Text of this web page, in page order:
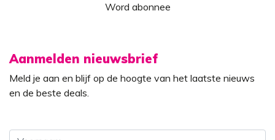
Word abonnee
Aanmelden nieuwsbrief
Meld je aan en blijf op de hoogte van het laatste nieuws
en de beste deals.